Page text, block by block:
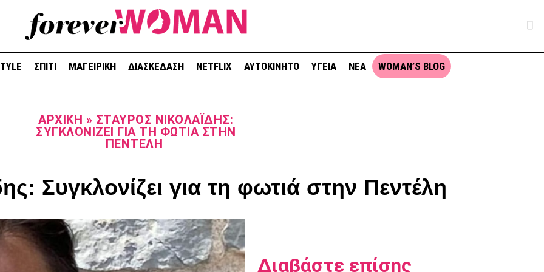
ΣΠΙΤΙ ΜΑΓΕΙΡΙΚΗ ΔΙΑΣΚΕΔΑΣΗ NETFLIX ΑΥΤΟΚΙΝΗΤΟ ΥΓΕΙΑ ΝΕΑ WOMAN’S BLOG
ΑΡΧΙΚΉ » ΣΤΑΎΡΟΣ ΝΙΚΟΛΑΪ́ΔΗΣ:
ΣΥΓΚΛΟΝΊΖΕΙ ΓΙΑ ΤΗ ΦΩΤΙΆ ΣΤΗΝ
ΠΕΝΤΈΛΗ
Συγκλονίζει για τη φωτιά στην Πεντέλη
Διαβάστε επίσης